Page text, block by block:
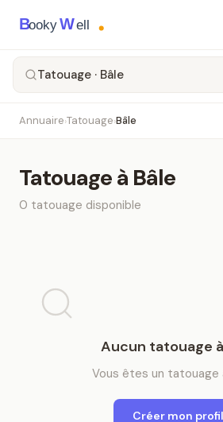
BookyWell
Tatouage · Bâle
Annuaire›Tatouage›Bâle
Tatouageà Bâle
0 tatouage disponible
Aucun tatouage à
Vous êtes un tatouage
Créer mon profil